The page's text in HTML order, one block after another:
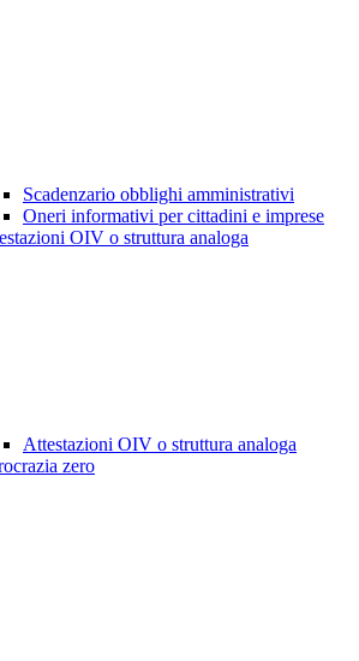
Scadenzario obblighi amministrativi
Oneri informativi per cittadini e imprese
OIV o struttura analoga
Attestazioni OIV o struttura analoga
zero